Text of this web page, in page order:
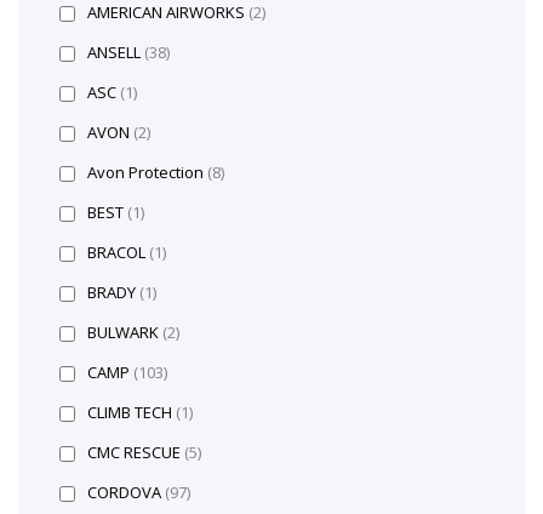
AMERICAN AIRWORKS (2)
ANSELL (38)
ASC (1)
AVON (2)
Avon Protection (8)
BEST (1)
BRACOL (1)
BRADY (1)
BULWARK (2)
CAMP (103)
CLIMB TECH (1)
CMC RESCUE (5)
CORDOVA (97)